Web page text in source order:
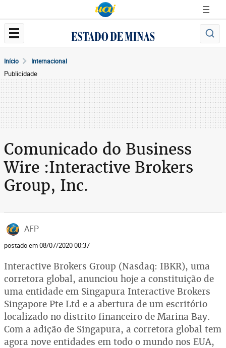
Início Internacional
Publicidade
Comunicado do Business
Wire :Interactive Brokers
Group, Inc.
AFP
postado em 08/07/2020 00:37
Interactive Brokers Group (Nasdaq: IBKR), uma
corretora global, anunciou hoje a constituição de
uma entidade em Singapura Interactive Brokers
Singapore Pte Ltd e a abertura de um escritório
localizado no distrito financeiro de Marina Bay.
Com a adição de Singapura, a corretora global tem
agora nove entidades em todo o mundo nos EUA,